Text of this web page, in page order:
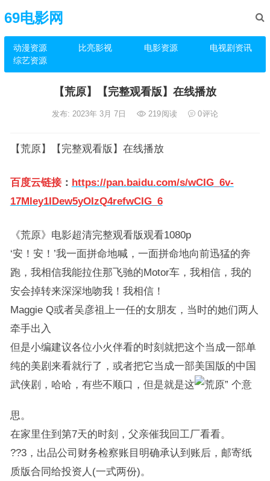
69电影网
动漫资源 比亮影视 电影资源
电视剧资讯
综艺资源
【荒原】【完整观看版】在线播放
发布: 2023年 3月 7日 219阅读 0评论
【荒原】【完整观看版】在线播放
百度云链接： https://pan.baidu.com/s/wCIG_6v-
17Mley1IDew5yOIzQ4refwCIG_6
《荒原》电影超清完整观看版观看1080p
‘安！安！’我一面拼命地喊，一面拼命地向前迅猛的奔
跑，我相信我能拉住那飞驰的Motor车，我相信，我的
安会掉转来深深地吻我！我相信！
Maggie Q或者吴彦祖上一任的女朋友，当时的她们两人
牵手出入
但是小编建议各位小火伴看的时刻就把这个当成一部单
纯的美剧来看就行了，或者把它当成一部美国版的中国
武侠剧，哈哈，有些不顺口，但是就是这
个意
思。
在家里住到第7天的时刻，父亲催我回工厂看看。
??3，出品公司财务检察账目明确承认到账后，邮寄纸
质版合同给投资人(一式两份)。